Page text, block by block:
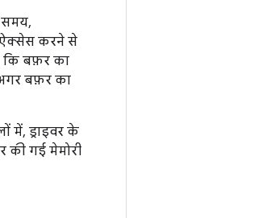
ऐक्सेस करने से
कि बफ़र का
बफ़र का
में, ड्राइवर के
की गई मेमोरी